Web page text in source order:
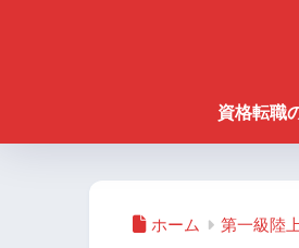
資格転職
ホーム 第一級陸